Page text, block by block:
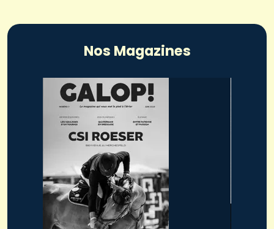
Nos Magazines